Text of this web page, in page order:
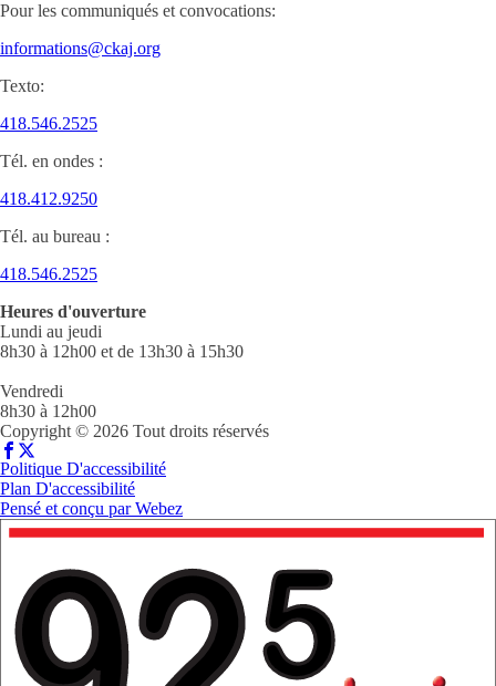
Pour les communiqués et convocations:
informations@ckaj.org
Texto:
418.546.2525
Tél. en ondes :
418.412.9250
Tél. au bureau :
418.546.2525
Heures d'ouverture
Lundi au jeudi
8h30 à 12h00 et de 13h30 à 15h30
Vendredi
8h30 à 12h00
Copyright © 2026 Tout droits réservés
Politique D'accessibilité
Plan D'accessibilité
Pensé et conçu parWebez